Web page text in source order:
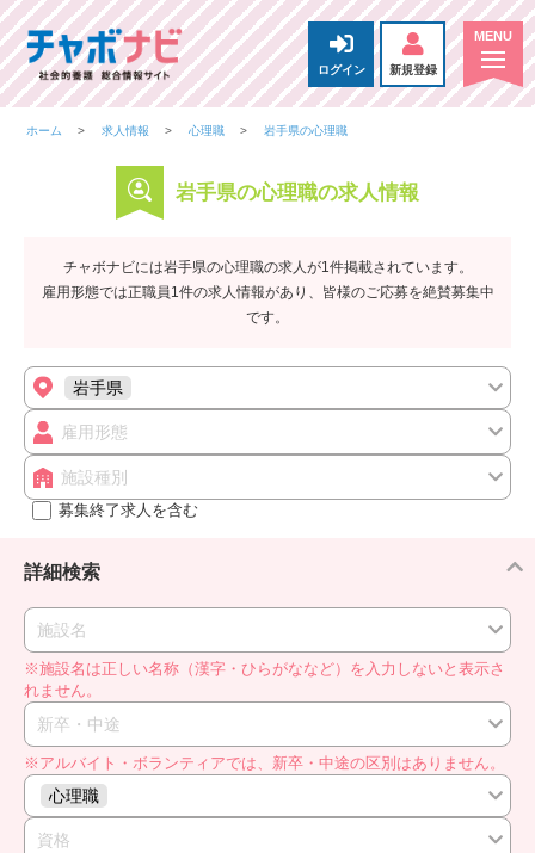
ログイン 新規登録
ホーム 求人情報 心理職 岩手県の心理職
岩手県の心理職の求人情報
チャボナビには岩手県の心理職の求人が1件掲載されています。
雇用形態では正職員1件の求人情報があり、皆様のご応募を絶賛募集中
です。
岩手県
雇用形態
施設種別
募集終了求人を含む
詳細検索
施設名
※施設名は正しい名称（漢字・ひらがななど）を入力しないと表示さ
れません。
新卒・中途
※アルバイト・ボランティアでは、新卒・中途の区別はありません。
心理職
資格